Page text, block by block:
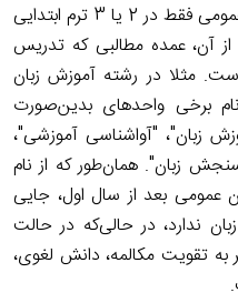
در دانشگاه، به زبان عمومی فقط در 2 یا 3 ترم ابتدایی
آن، عمده مطالبی که تدریس
مثلا در رشته آموزش زبان
ابتدایی، نام برخی واحدهای بدین‌صورت
"آواشناسی آموزشی"،
زبان". همان‌طور که از نام
بعد از سال اول، جایی
ندارد، در حالی‌که در حالت
تقویت مکالمه، دانش لغوی،